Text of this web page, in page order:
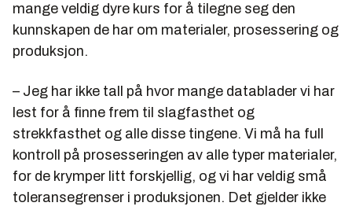
mange veldig dyre kurs for å tilegne seg den
kunnskapen de har om materialer, prosessering og
produksjon.
– Jeg har ikke tall på hvor mange datablader vi har
lest for å finne frem til slagfasthet og
strekkfasthet og alle disse tingene. Vi må ha full
kontroll på prosesseringen av alle typer materialer,
for de krymper litt forskjellig, og vi har veldig små
toleransegrenser i produksjonen. Det gjelder ikke